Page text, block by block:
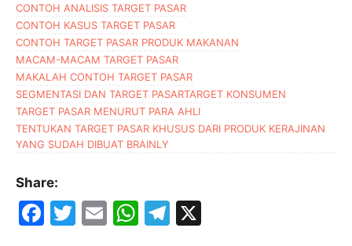
CONTOH ANALISIS TARGET PASAR
CONTOH KASUS TARGET PASAR
CONTOH TARGET PASAR PRODUK MAKANAN
MACAM-MACAM TARGET PASAR
MAKALAH CONTOH TARGET PASAR
SEGMENTASI DAN TARGET PASARTARGET KONSUMEN
TARGET PASAR MENURUT PARA AHLI
TENTUKAN TARGET PASAR KHUSUS DARI PRODUK KERAJINAN
YANG SUDAH DIBUAT BRAINLY
Share:
F
T
E
W T